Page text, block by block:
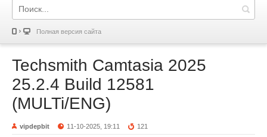
Полная версия сайта
Techsmith Camtasia 2025
25.2.4 Build 12581
(MULTi/ENG)
vipdepbit 11-10-2025, 19:11 121